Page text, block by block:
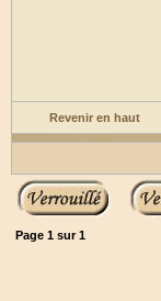
Revenir en haut
Page 1 sur1